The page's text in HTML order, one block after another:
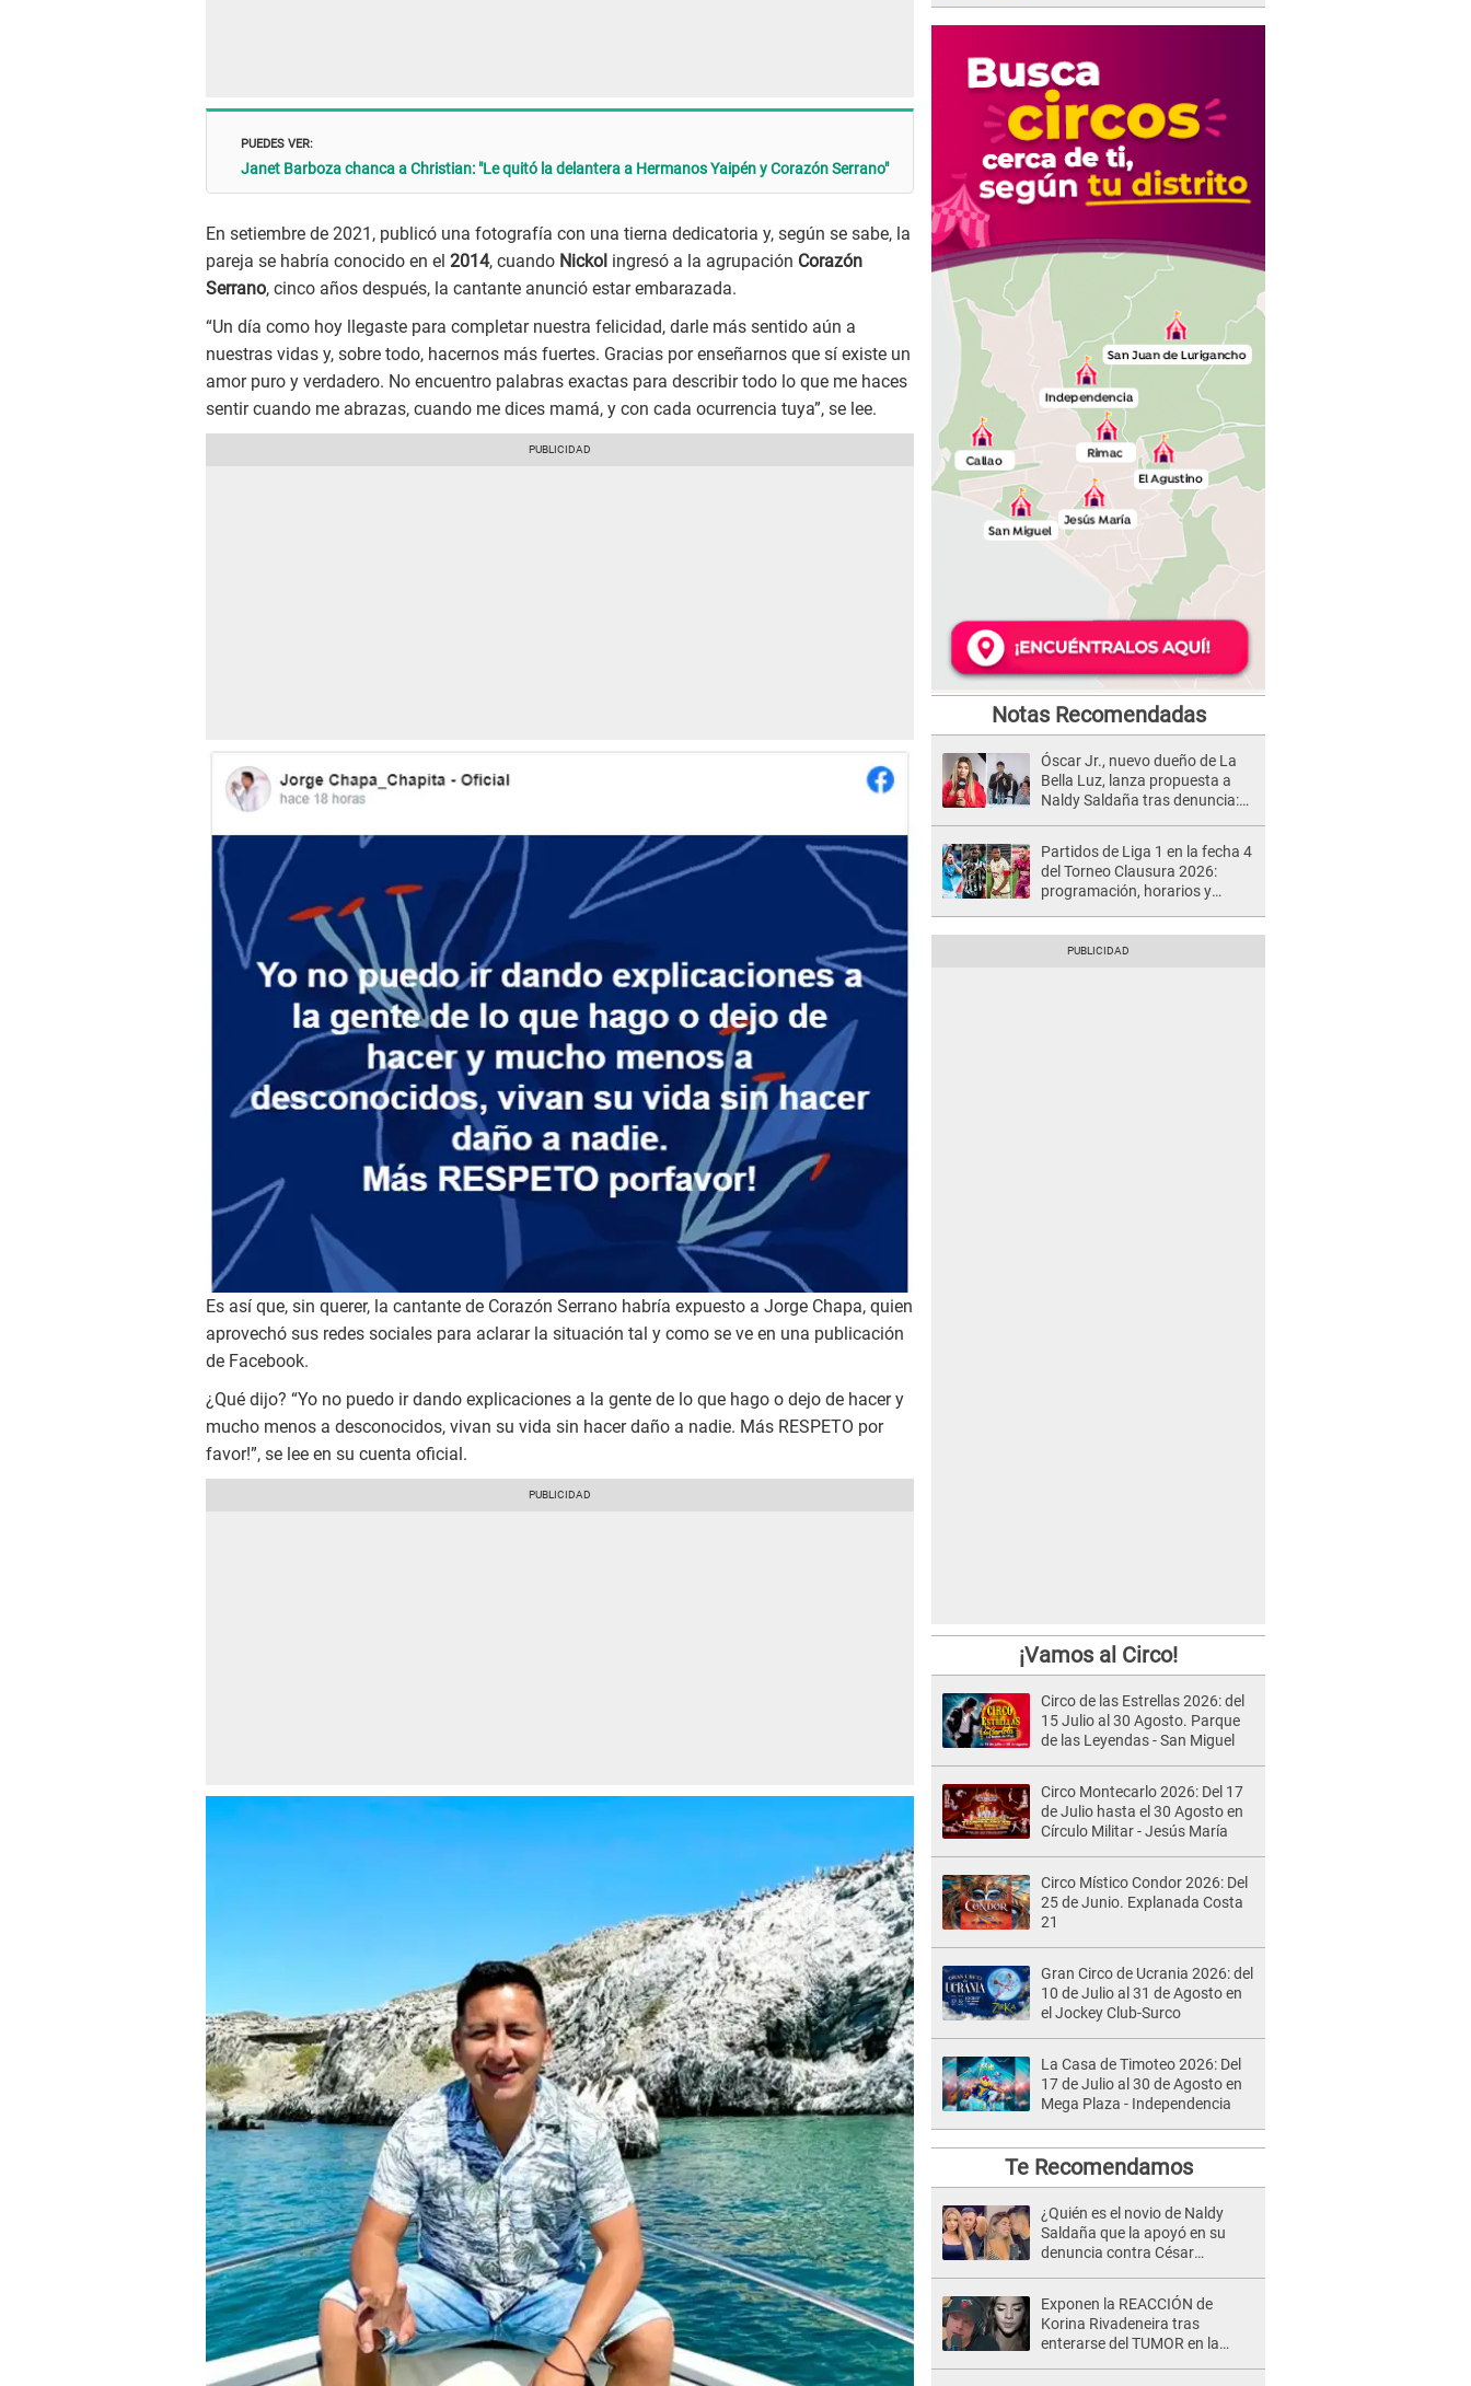
PUEDES VER:
Janet Barboza chanca a Christian: "Le quitó la delantera a Hermanos Yaipén y Corazón Serrano"
En setiembre de 2021, publicó una fotografía con una tierna dedicatoria y, según se sabe, la
pareja se habría conocido en el 2014, cuando Nickol ingresó a la agrupación Corazón
Serrano, cinco años después, la cantante anunció estar embarazada.
“Un día como hoy llegaste para completar nuestra felicidad, darle más sentido aún a
nuestras vidas y, sobre todo, hacernos más fuertes. Gracias por enseñarnos que sí existe un
amor puro y verdadero. No encuentro palabras exactas para describir todo lo que me haces
sentir cuando me abrazas, cuando me dices mamá, y con cada ocurrencia tuya”, se lee.
Es así que, sin querer, la cantante de Corazón Serrano habría expuesto a Jorge Chapa, quien
aprovechó sus redes sociales para aclarar la situación tal y como se ve en una publicación
de Facebook.
¿Qué dijo? “Yo no puedo ir dando explicaciones a la gente de lo que hago o dejo de hacer y
mucho menos a desconocidos, vivan su vida sin hacer daño a nadie. Más RESPETO por
favor!”, se lee en su cuenta oficial.
Notas Recomendadas
Óscar Jr., nuevo dueño de La
Bella Luz, lanza propuesta a
Naldy Saldaña tras denuncia:
Partidos de Liga 1 en la fecha 4
del Torneo Clausura 2026:
programación, horarios y
¡Vamos al Circo!
Circo de las Estrellas 2026: del
15 Julio al 30 Agosto. Parque
de las Leyendas - San Miguel
Circo Montecarlo 2026: Del 17
de Julio hasta el 30 Agosto en
Círculo Militar - Jesús María
Circo Místico Condor 2026: Del
25 de Junio. Explanada Costa
21
Gran Circo de Ucrania 2026: del
10 de Julio al 31 de Agosto en
el Jockey Club-Surco
La Casa de Timoteo 2026: Del
17 de Julio al 30 de Agosto en
Mega Plaza - Independencia
Te Recomendamos
¿Quién es el novio de Naldy
Saldaña que la apoyó en su
denuncia contra César
Exponen la REACCIÓN de
Korina Rivadeneira tras
enterarse del TUMOR en la